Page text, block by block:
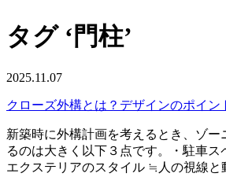
タグ ‘門柱’
2025.11.07
クローズ外構とは？デザインのポイン
新築時に外構計画を考えるとき、ゾー
るのは大きく以下３点です。・駐車ス
エクステリアのスタイル ≒人の視線